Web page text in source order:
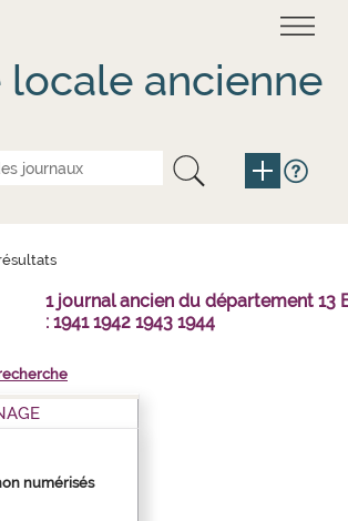
locale ancienne
1 journal ancien du département
: 1941 1942 1943 1944
numérisés
cookies